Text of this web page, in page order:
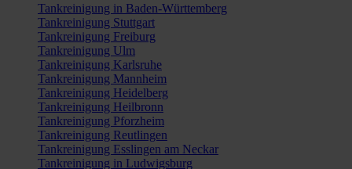
Tankreinigung in Baden-Württemberg
Tankreinigung Stuttgart
Tankreinigung Freiburg
Tankreinigung Ulm
Tankreinigung Karlsruhe
Tankreinigung Mannheim
Tankreinigung Heidelberg
Tankreinigung Heilbronn
Tankreinigung Pforzheim
Tankreinigung Reutlingen
Tankreinigung Esslingen am Neckar
Tankreinigung in Ludwigsburg